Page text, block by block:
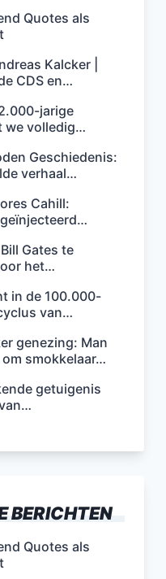
Quotes als
Kalcker |
CDS en…
jarige
we volledig…
Geschiedenis:
verhaal…
Cahill:
Gates te
het…
in de 100.000-
van…
genezing: Man
smokkelaar…
getuigenis
BERICHTEN
Quotes als